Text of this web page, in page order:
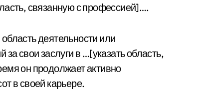
связанную с профессией]….
деятельности или
свои заслуги в …[указать область,
он продолжает активно
в своей карьере.